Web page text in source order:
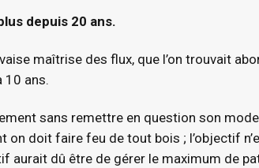
depuis 20 ans.
maîtrise des flux, que l’on trouvait
10 ans.
sans remettre en question son
on doit faire feu de tout bois ; l’objectif
aurait dû être de gérer le maximum de